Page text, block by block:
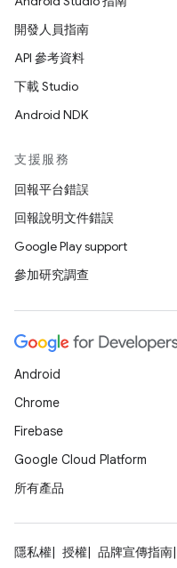
開發人員指南
API 參考資料
下載 Studio
Android NDK
支援服務
回報平台錯誤
回報說明文件錯誤
Google Play support
參加研究調查
Android
Chrome
Firebase
Google Cloud Platform
所有產品
隱私權 授權 品牌宣傳指南